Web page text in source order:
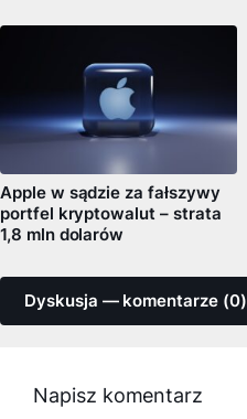
Apple w sądzie za fałszywy
portfel kryptowalut – strata
1,8 mln dolarów
Dyskusja — komentarze (0)
Napisz komentarz